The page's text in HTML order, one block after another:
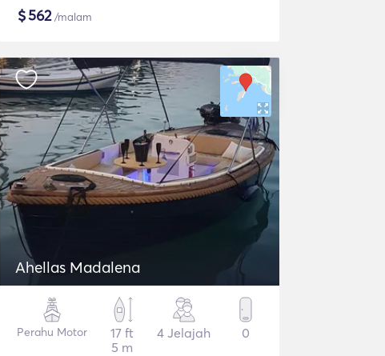
$562/malam
Ahellas Madalena
Perahu Motor
17 ft
5 m
4 Jelajah 0